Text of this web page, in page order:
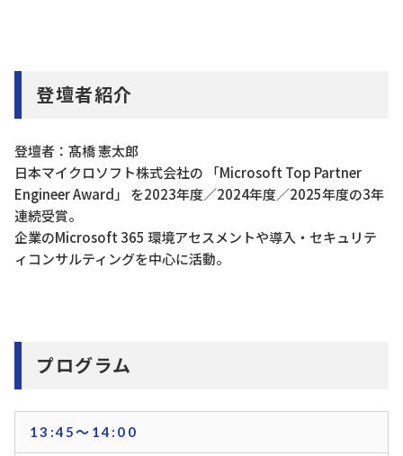
登壇者紹介
登壇者：髙橋 憲太郎
日本マイクロソフト株式会社の 「Microsoft Top Partner
Engineer Award」 を2023年度／2024年度／2025年度の3年
連続受賞。
企業のMicrosoft 365 環境アセスメントや導入・セキュリテ
ィコンサルティングを中心に活動。
プログラム
13:45～14:00